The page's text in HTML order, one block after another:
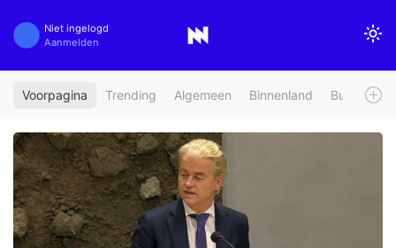
Niet ingelogd
Aanmelden
Voorpagina Trending Algemeen Binnenland Buitenland